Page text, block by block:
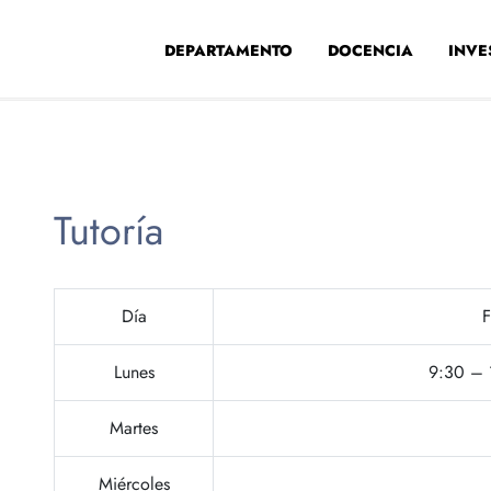
DEPARTAMENTO DOCENCIA
Tutoría
Día
Lunes 9:30 –
Martes
Miércoles